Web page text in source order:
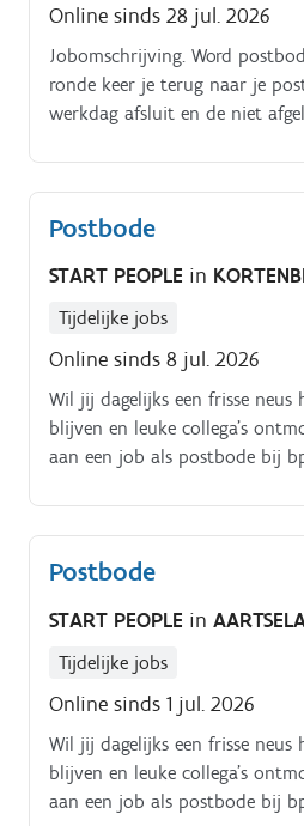
Online sinds 28 jul. 2026
Jobomschrijving. Word
ronde keer je terug naar je
werkdag afsluit en de niet
Postbode
START PEOPLE in
Tijdelijke jobs
Online sinds 8 jul. 2026
Wil jij dagelijks een frisse neus
blijven en leuke collega’s
aan een job als postbode bij
Postbode
START PEOPLE in
Tijdelijke jobs
Online sinds 1 jul. 2026
Wil jij dagelijks een frisse neus
blijven en leuke collega’s
aan een job als postbode bij